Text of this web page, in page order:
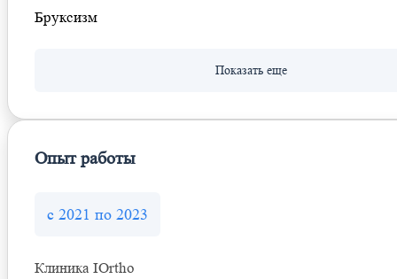
Бруксизм
Опыт работы
с 2021 по 2023
Клиника IOrtho